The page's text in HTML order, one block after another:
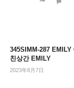
345SIMM-287
친상간 EMILY
2023年8月7日